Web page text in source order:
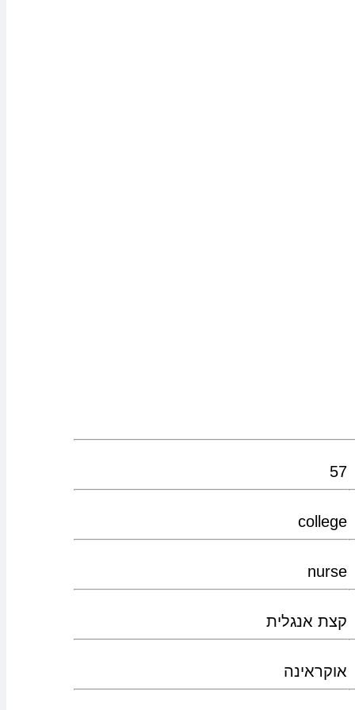
57
college
nurse
קצת אנגלית
אוקראינה